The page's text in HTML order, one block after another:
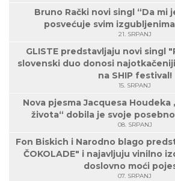
Bruno Rački novi singl “Da mi
posvećuje svim
21. SRPANJ
GLISTE predstavljaju novi singl
slovenski duo donosi
na SHIP festival!
15. SRPANJ
Nova pjesma Jacquesa Houdeka
života“ dobila je svoje
08. SRPANJ
Fon Biskich i Narodno blago
ČOKOLADE" i najavljuju vinilno
doslovno moći
07. SRPANJ